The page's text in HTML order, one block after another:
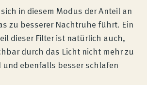
in diesem Modus der Anteil an
zu besserer Nachtruhe führt. Ein
dieser Filter ist natürlich auch,
durch das Licht nicht mehr zu
und ebenfalls besser schlafen